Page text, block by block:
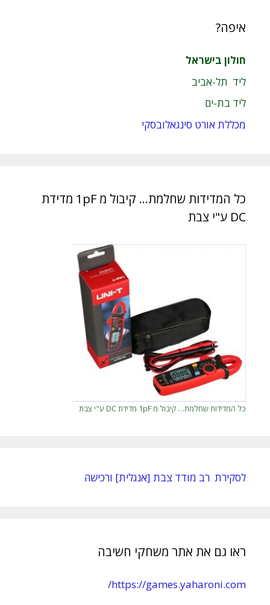
איפה?
חולון בישראל
ליד תל-אביב
ליד בת-ים
מכללת אורט סינגאלובסקי
כל המדידות שחלמת… קיבול מ 1pF מדידת
DC ע"י צבת
כל המדידות שחלמת… קיבול מ 1pF מדידת DC ע"י צבת
לסקירת רב מודד צבת [אנגלית] ורכישה
ראו גם את אתר משחקי חשיבה
https://games.yaharoni.com/